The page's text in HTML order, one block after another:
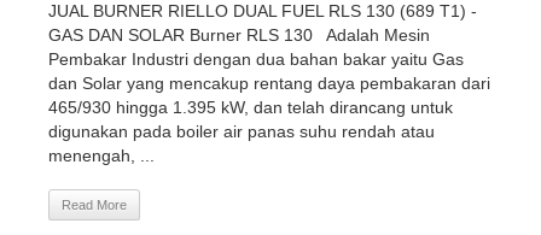
JUAL BURNER RIELLO DUAL FUEL RLS 130 (689 T1) -
GAS DAN SOLAR Burner RLS 130 Adalah Mesin
Pembakar Industri dengan dua bahan bakar yaitu Gas
dan Solar yang mencakup rentang daya pembakaran dari
465/930 hingga 1.395 kW, dan telah dirancang untuk
digunakan pada boiler air panas suhu rendah atau
menengah, ...
Read More